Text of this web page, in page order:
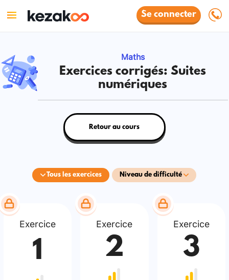
Se connecter
Maths
Exercices corrigés: Suites
numériques
Tous les exercices Niveau de difficulté
Retour au cours
Exercice
1
Exercice
2
Exercice
3